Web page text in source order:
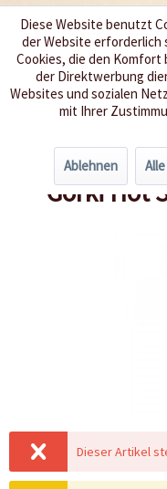
Wir
Menü
Übersicht Sehr
Gorki Hot
Dieser Artikel
Diese Website benutzt
der Website erforderlich
Cookies, die den
der Direktwerbung
Websites und sozialen
mit Ihrer
Ablehnen